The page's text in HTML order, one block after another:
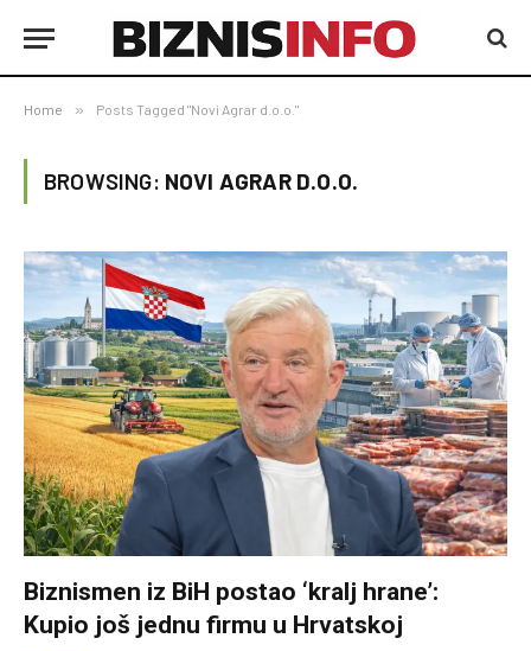
Home » Posts Tagged "Novi Agrar d.o.o."
BROWSING: NOVI AGRAR D.O.O.
Biznismen iz BiH postao ‘kralj hrane’:
Kupio još jednu firmu u Hrvatskoj